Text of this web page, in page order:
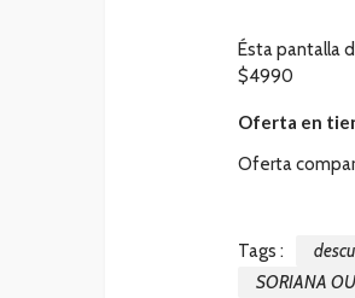
Ésta pantalla
$4990
Oferta en
Oferta
Tags :
SORIANA